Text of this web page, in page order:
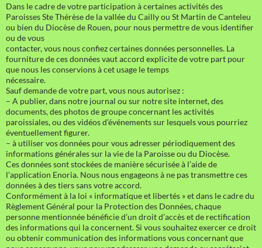
Dans le cadre de votre participation à certaines activités des
Paroisses Ste Thérèse de la vallée du Cailly ou St Martin de Canteleu
ou bien du Diocèse de Rouen, pour nous permettre de vous identifier
ou de vous
contacter, vous nous confiez certaines données personnelles. La
fourniture de ces données vaut accord explicite de votre part pour
que nous les conservions à cet usage le temps
nécessaire.
Sauf demande de votre part, vous nous autorisez :
– A publier, dans notre journal ou sur notre site internet, des
documents, des photos de groupe concernant les activités
paroissiales, ou des vidéos d’événements sur lesquels vous pourriez
éventuellement figurer.
– à utiliser vos données pour vous adresser périodiquement des
informations générales sur la vie de la Paroisse ou du Diocèse.
Ces données sont stockées de manière sécurisée à l’aide de
l’application Enoria. Nous nous engageons à ne pas transmettre ces
données à des tiers sans votre accord.
Conformément à la loi « informatique et libertés » et dans le cadre du
Règlement Général pour la Protection des Données, chaque
personne mentionnée bénéficie d’un droit d’accès et de rectification
des informations qui la concernent. Si vous souhaitez exercer ce droit
ou obtenir communication des informations vous concernant que